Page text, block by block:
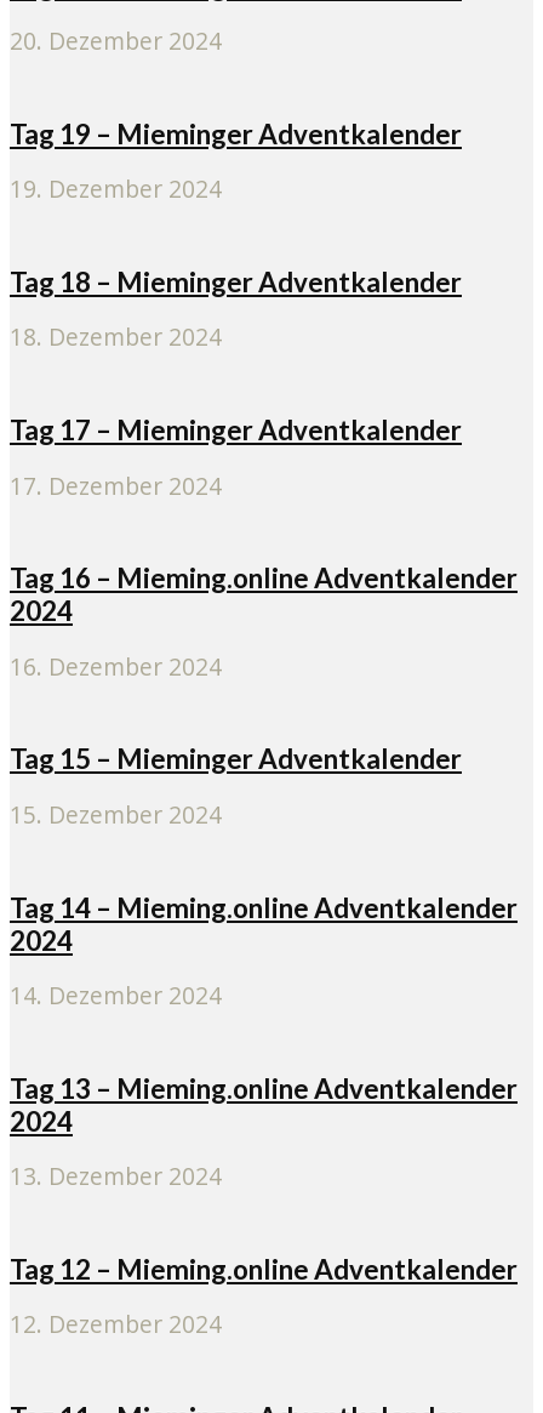
20. Dezember 2024
Tag 19 – Mieminger Adventkalender
19. Dezember 2024
Tag 18 – Mieminger Adventkalender
18. Dezember 2024
Tag 17 – Mieminger Adventkalender
17. Dezember 2024
Tag 16 – Mieming.online Adventkalender
2024
16. Dezember 2024
Tag 15 – Mieminger Adventkalender
15. Dezember 2024
Tag 14 – Mieming.online Adventkalender
2024
14. Dezember 2024
Tag 13 – Mieming.online Adventkalender
2024
13. Dezember 2024
Tag 12 – Mieming.online Adventkalender
12. Dezember 2024